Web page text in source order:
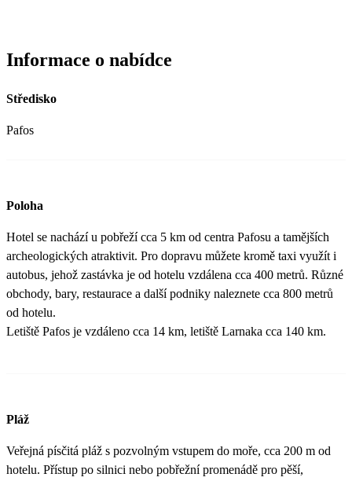
Informace o nabídce
Středisko
Pafos
Poloha
Hotel se nachází u pobřeží cca 5 km od centra Pafosu a tamějších
archeologických atraktivit. Pro dopravu můžete kromě taxi využít i
autobus, jehož zastávka je od hotelu vzdálena cca 400 metrů. Různé
obchody, bary, restaurace a další podniky naleznete cca 800 metrů
od hotelu.
Letiště Pafos je vzdáleno cca 14 km, letiště Larnaka cca 140 km.
Pláž
Veřejná písčitá pláž s pozvolným vstupem do moře, cca 200 m od
hotelu. Přístup po silnici nebo pobřežní promenádě pro pěší,